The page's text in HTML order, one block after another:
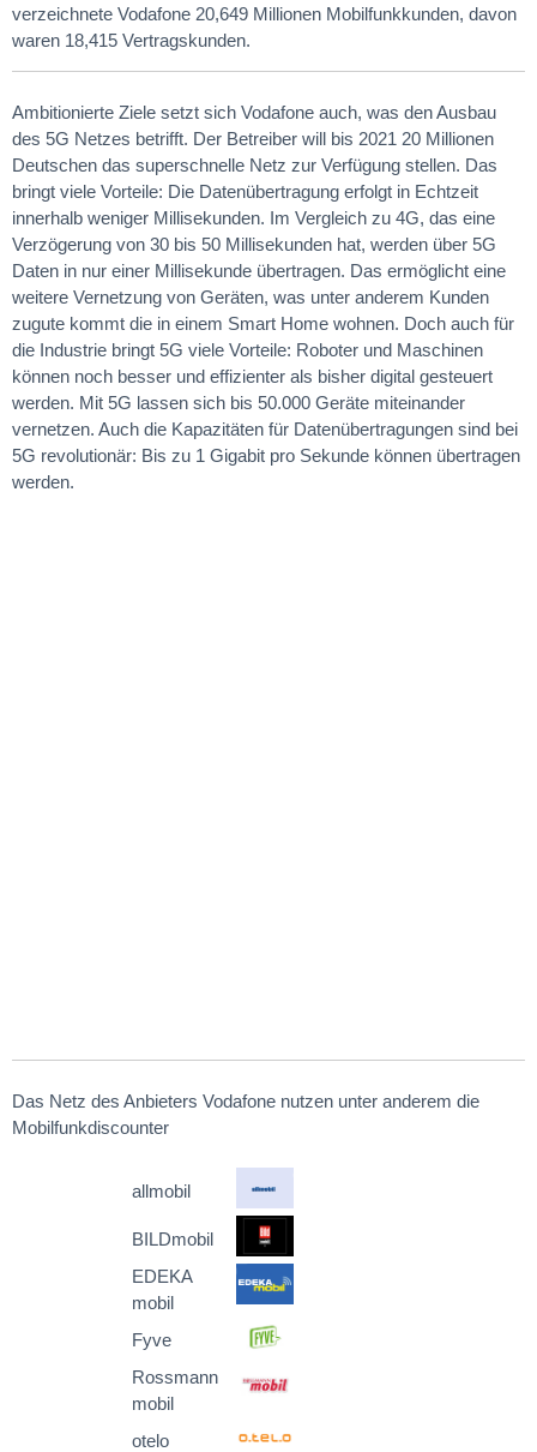
verzeichnete Vodafone 20,649 Millionen Mobilfunkkunden, davon
waren 18,415 Vertragskunden.
Ambitionierte Ziele setzt sich Vodafone auch, was den Ausbau
des 5G Netzes betrifft. Der Betreiber will bis 2021 20 Millionen
Deutschen das superschnelle Netz zur Verfügung stellen. Das
bringt viele Vorteile: Die Datenübertragung erfolgt in Echtzeit
innerhalb weniger Millisekunden. Im Vergleich zu 4G, das eine
Verzögerung von 30 bis 50 Millisekunden hat, werden über 5G
Daten in nur einer Millisekunde übertragen. Das ermöglicht eine
weitere Vernetzung von Geräten, was unter anderem Kunden
zugute kommt die in einem Smart Home wohnen. Doch auch für
die Industrie bringt 5G viele Vorteile: Roboter und Maschinen
können noch besser und effizienter als bisher digital gesteuert
werden. Mit 5G lassen sich bis 50.000 Geräte miteinander
vernetzen. Auch die Kapazitäten für Datenübertragungen sind bei
5G revolutionär: Bis zu 1 Gigabit pro Sekunde können übertragen
werden.
Das Netz des Anbieters Vodafone nutzen unter anderem die
Mobilfunkdiscounter
allmobil
BILDmobil
EDEKA
mobil
Fyve
Rossmann
mobil
otelo